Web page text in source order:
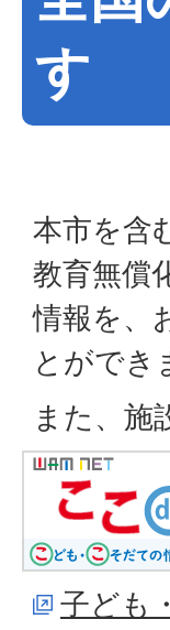
す
本市を含
教育無償
情報を、
とができ
また、施
子ども